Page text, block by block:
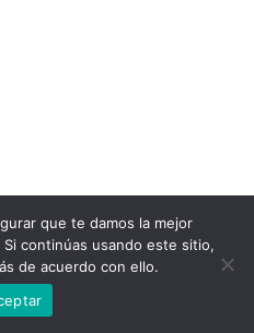
que te damos la mejor
continúas usando este sitio,
de acuerdo con ello.